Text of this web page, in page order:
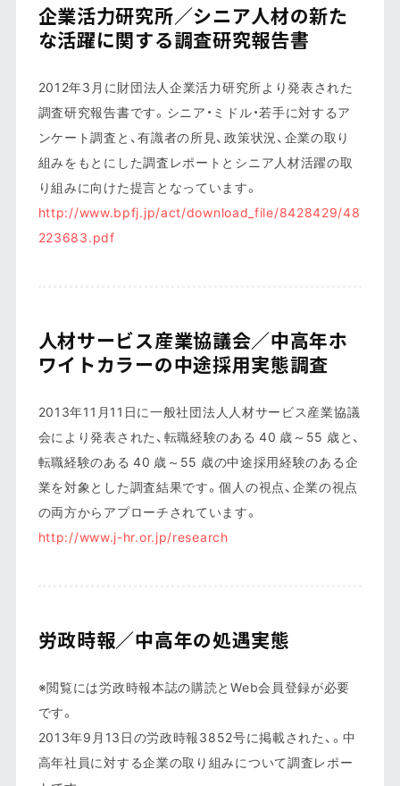
企業活力研究所／シニア人材の新た
な活躍に関する調査研究報告書
2012年3月に財団法人企業活力研究所より発表された
調査研究報告書です。シニア・ミドル・若手に対するア
ンケート調査と、有識者の所見、政策状況、企業の取り
組みをもとにした調査レポートとシニア人材活躍の取
り組みに向けた提言となっています。
http://www.bpfj.jp/act/download_file/8428429/48
223683.pdf
人材サービス産業協議会／中高年ホ
ワイトカラーの中途採用実態調査
2013年11月11日に一般社団法人人材サービス産業協議
会により発表された、転職経験のある 40 歳～55 歳と、
転職経験のある 40 歳～55 歳の中途採用経験のある企
業を対象とした調査結果です。個人の視点、企業の視点
の両方からアプローチされています。
http://www.j-hr.or.jp/research
労政時報／中高年の処遇実態
※閲覧には労政時報本誌の購読とWeb会員登録が必要
です。
2013年9月13日の労政時報3852号に掲載された、。中
高年社員に対する企業の取り組みについて調査レポー